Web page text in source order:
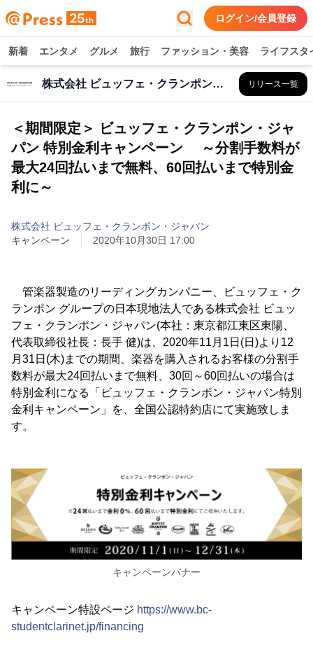
ログイン/会員登録
新着 エンタメ グルメ 旅行 ファッション・美容 ライフスタ
株式会社 ビュッフェ・クランポン・ジャパン リリース一覧
＜期間限定＞ ビュッフェ・クランポン・ジャ
パン 特別金利キャンペーン ～分割手数料が
最大24回払いまで無料、60回払いまで特別金
利に～
株式会社 ビュッフェ・クランポン・ジャパン
キャンペーン
2020年10月30日 17:00
管楽器製造のリーディングカンパニー、ビュッフェ・ク
ランポン グループの日本現地法人である株式会社 ビュッ
フェ・クランポン・ジャパン(本社：東京都江東区東陽、
代表取締役社長：長手 健)は、2020年11月1日(日)より12
月31日(木)までの期間、楽器を購入されるお客様の分割手
数料が最大24回払いまで無料、30回～60回払いの場合は
特別金利になる「ビュッフェ・クランポン・ジャパン特別
金利キャンペーン」を、全国公認特約店にて実施致しま
す。
キャンペーンバナー
キャンペーン特設ページ https://www.bc-
studentclarinet.jp/financing